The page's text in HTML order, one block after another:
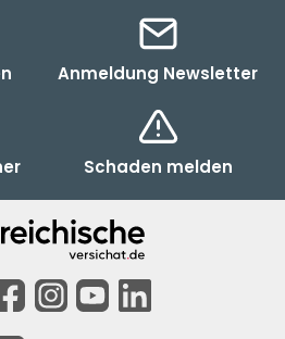
Anmeldung Newsletter
Schaden melden